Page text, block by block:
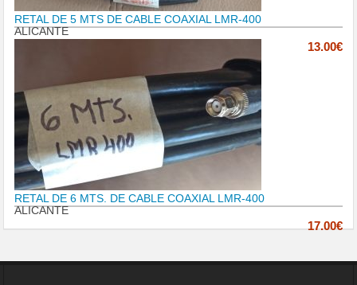
RETAL DE 5 MTS DE CABLE COAXIAL LMR-400
ALICANTE
13.00€
RETAL DE 6 MTS. DE CABLE COAXIAL LMR-400
ALICANTE
17.00€